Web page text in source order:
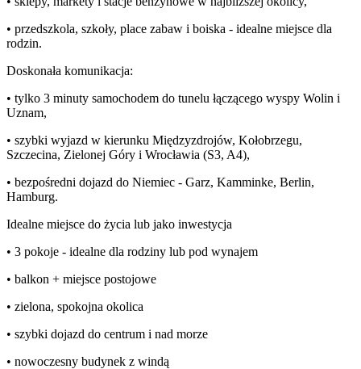
• przedszkola, szkoły, place zabaw i boiska - idealne miejsce dla
rodzin.
Doskonała komunikacja:
• tylko 3 minuty samochodem do tunelu łączącego wyspy Wolin i
Uznam,
• szybki wyjazd w kierunku Międzyzdrojów, Kołobrzegu,
Szczecina, Zielonej Góry i Wrocławia (S3, A4),
• bezpośredni dojazd do Niemiec - Garz, Kamminke, Berlin,
Hamburg.
Idealne miejsce do życia lub jako inwestycja
• 3 pokoje - idealne dla rodziny lub pod wynajem
• balkon + miejsce postojowe
• zielona, spokojna okolica
• szybki dojazd do centrum i nad morze
• nowoczesny budynek z windą